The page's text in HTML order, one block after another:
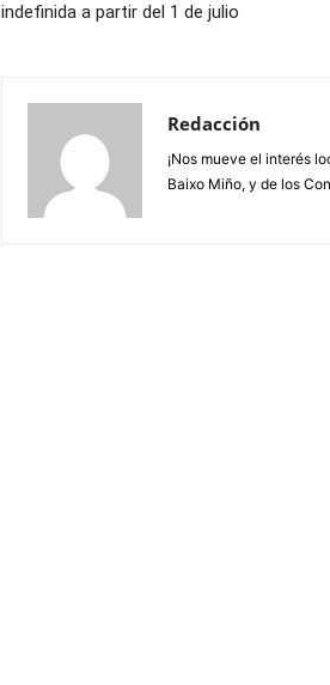
indefinida a partir del 1 de julio
Redacción
¡Nos mueve el interés
Baixo Miño, y de los